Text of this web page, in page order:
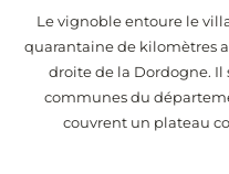
Le vignoble entoure le
quarantaine de kilomètres
droite de la Dordogne. Il
communes du
couvrent un plateau